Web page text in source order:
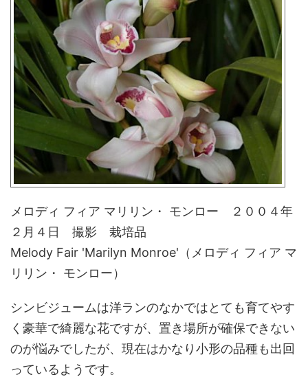
メロディ フィア マリリン・ モンロー ２００４年
２月４日 撮影 栽培品
Melody Fair 'Marilyn Monroe'（メロディ フィア マ
リリン・ モンロー）
シンビジュームは洋ランのなかではとても育てやす
く豪華で綺麗な花ですが、置き場所が確保できない
のが悩みでしたが、現在はかなり小形の品種も出回
っているようです。